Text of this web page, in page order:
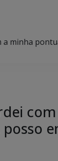
a minha